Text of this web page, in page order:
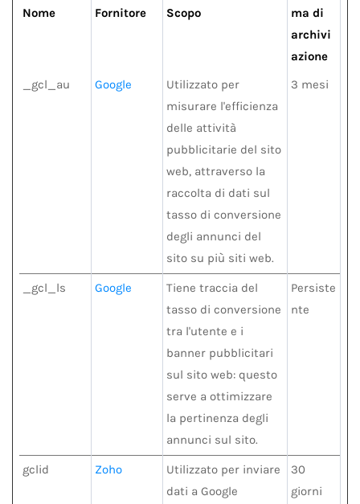
Nome Fornitore Scopo
ma di
archivi
azione
_gcl_au
Google
Utilizzato per
misurare l'efficienza
delle attività
pubblicitarie del sito
web, attraverso la
raccolta di dati sul
tasso di conversione
degli annunci del
sito su più siti web.
3 mesi
_gcl_ls Google
Tiene traccia del
tasso di conversione
tra l'utente e i
banner pubblicitari
sul sito web: questo
serve a ottimizzare
la pertinenza degli
annunci sul sito.
Persiste
nte
gclid Zoho
Utilizzato per inviare
dati a Google
30
giorni